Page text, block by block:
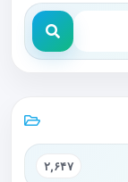
۲,۶۴۷